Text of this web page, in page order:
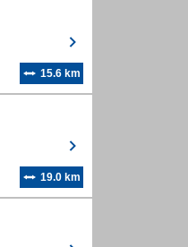
15.6 km
19.0 km